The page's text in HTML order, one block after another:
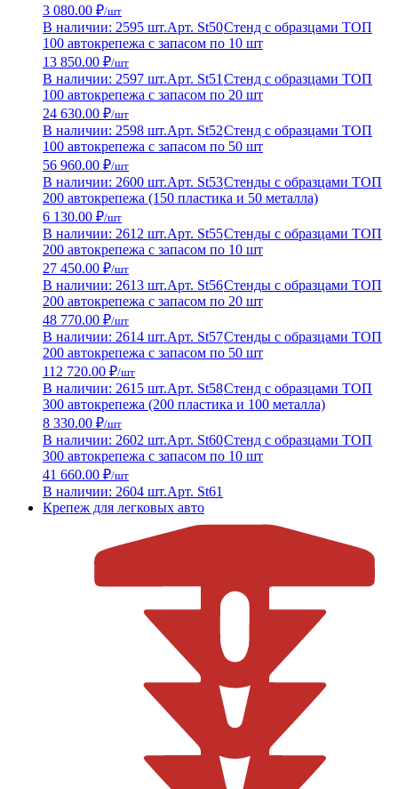
3 080.00 ₽/шт
В наличии: 2595 шт.Арт. St50Стенд с образцами ТОП
100 автокрепежа с запасом по 10 шт
13 850.00 ₽/шт
В наличии: 2597 шт.Арт. St51 Стенд с образцами ТОП
100 автокрепежа с запасом по 20 шт
24 630.00 ₽/шт
В наличии: 2598 шт.Арт. St52Стенд с образцами ТОП
100 автокрепежа с запасом по 50 шт
56 960.00 ₽/шт
В наличии: 2600 шт.Арт. St53Стенды с образцами ТОП
200 автокрепежа (150 пластика и 50 металла)
6 130.00 ₽/шт
В наличии: 2612 шт.Арт. St55Стенды с образцами ТОП
200 автокрепежа с запасом по 10 шт
27 450.00 ₽/шт
В наличии: 2613 шт.Арт. St56Стенды с образцами ТОП
200 автокрепежа с запасом по 20 шт
48 770.00 ₽/шт
В наличии: 2614 шт.Арт. St57Стенды с образцами ТОП
200 автокрепежа с запасом по 50 шт
112 720.00 ₽/шт
В наличии: 2615 шт.Арт. St58Стенд с образцами ТОП
300 автокрепежа (200 пластика и 100 металла)
8 330.00 ₽/шт
В наличии: 2602 шт.Арт. St60Стенд с образцами ТОП
300 автокрепежа с запасом по 10 шт
41 660.00 ₽/шт
В наличии: 2604 шт.Арт. St61
Крепеж для легковых авто